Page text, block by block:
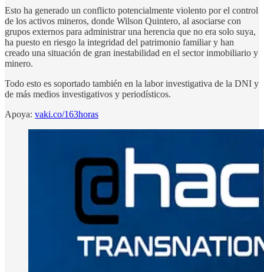
Esto ha generado un conflicto potencialmente violento por el control
de los activos mineros, donde Wilson Quintero, al asociarse con
grupos externos para administrar una herencia que no era solo suya,
ha puesto en riesgo la integridad del patrimonio familiar y han
creado una situación de gran inestabilidad en el sector inmobiliario y
minero.
Todo esto es soportado también en la labor investigativa de la DNI y
de más medios investigativos y periodísticos.
Apoya: vaki.co/163horas